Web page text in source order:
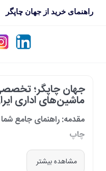
راهنمای خرید از جهان چاپگر
جهان چاپگر؛
ماشین‌های اداری
مقدمه: راهنمای جامع
چاپ
در دنیای پرشتاب امروز که
فناوری‌های نوین وابسته‌اند،
مشاهده بیشتر